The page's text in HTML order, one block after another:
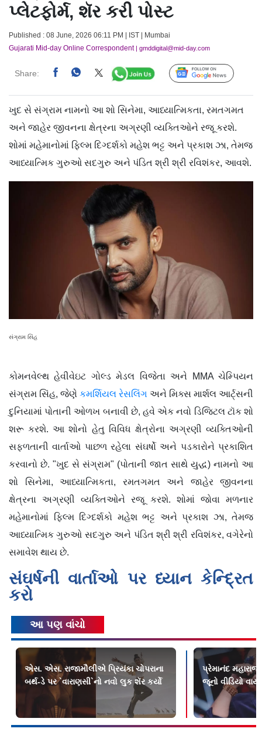
પ્લેટફોર્મ, શૅર કરી પોસ્ટ
Published : 08 June, 2026 06:11 PM | IST | Mumbai
Gujarati Mid-day Online Correspondent| gmddigital@mid-day.com
Share: Follow Us
ખુદ સે સંગ્રામ નામનો આ શો સિનેમા, આધ્યાત્મિકતા, રમતગમત
અને જાહેર જીવનના ક્ષેત્રના અગ્રણી વ્યક્તિઓને રજૂ કરશે.
શોમાં મહેમાનોમાં ફિલ્મ દિગ્દર્શકો મહેશ ભટ્ટ અને પ્રકાશ ઝા, તેમજ
આધ્યાત્મિક ગુરુઓ સદગુરુ અને પંડિત શ્રી શ્રી રવિશંકર, આવશે.
સંગ્રામ સિંહ
કોમનવેલ્થ હેવીવેઇટ ગોલ્ડ મેડલ વિજેતા અને MMA ચેમ્પિયન
સંગ્રામ સિંહ, જેણે કમર્શિયલ રેસલિંગ અને મિક્સ માર્શલ આર્ટ્સની
દુનિયામાં પોતાની ઓળખ બનાવી છે, હવે એક નવો ડિજિટલ ટૉક શો
શરૂ કરશે. આ શોનો હેતુ વિવિધ ક્ષેત્રોના અગ્રણી વ્યક્તિઓની
સફળતાની વાર્તાઓ પાછળ રહેલા સંઘર્ષો અને પડકારોને પ્રકાશિત
કરવાનો છે. "ખુદ સે સંગ્રામ" (પોતાની જાત સાથે યુદ્ધ) નામનો આ
શો સિનેમા, આધ્યાત્મિકતા, રમતગમત અને જાહેર જીવનના
ક્ષેત્રના અગ્રણી વ્યક્તિઓને રજૂ કરશે. શોમાં જોવા મળનાર
મહેમાનોમાં ફિલ્મ દિગ્દર્શકો મહેશ ભટ્ટ અને પ્રકાશ ઝા, તેમજ
આધ્યાત્મિક ગુરુઓ સદગુરુ અને પંડિત શ્રી શ્રી રવિશંકર, વગેરેનો
સમાવેશ થાય છે.
સંઘર્ષની વાર્તાઓ પર ધ્યાન કેન્દ્રિત
કરો
આ પણ વાંચો
એસ. એસ. રાજામૌલીએ પ્રિયંકા ચોપરાના
બર્થ-ડે પર `વારાણસી`નો નવો લુક શૅર કર્યો
પ્રેમાનંદ
જૂનો વીડિયો